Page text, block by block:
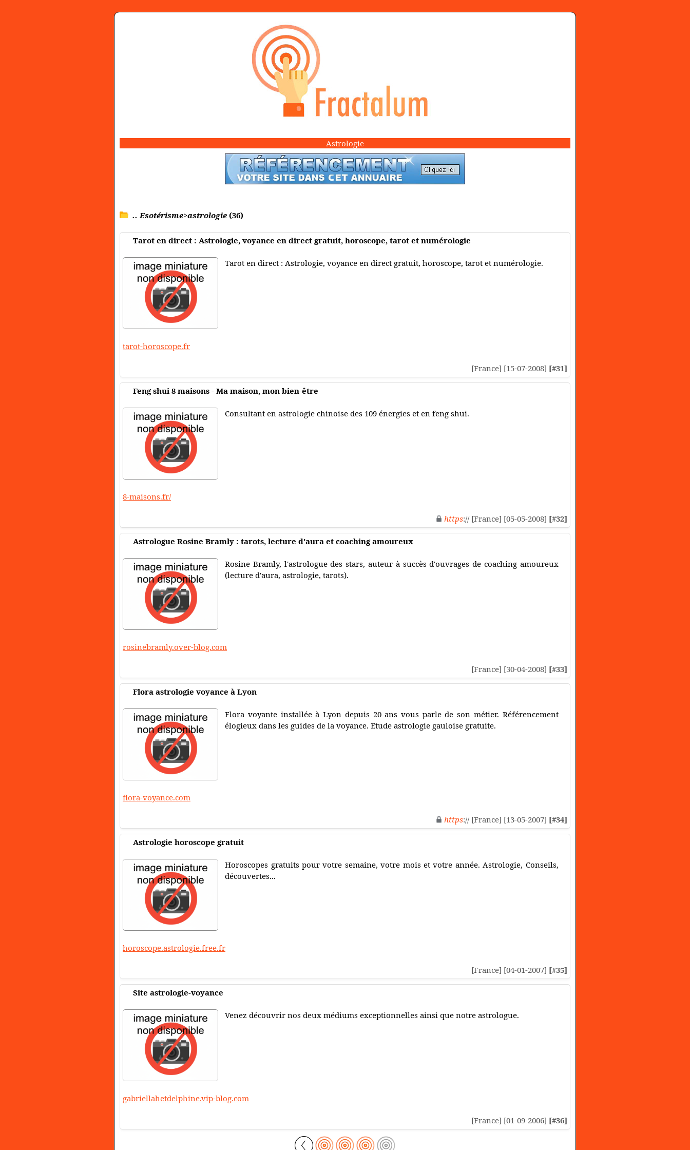
Astrologie
.. Esotérisme>astrologie (36)
Tarot en direct : Astrologie, voyance en direct gratuit, horoscope, tarot et numérologie
Tarot en direct : Astrologie, voyance en direct gratuit, horoscope, tarot et numérologie.
tarot-horoscope.fr
[France] [15-07-2008] [#31]
Feng shui 8 maisons - Ma maison, mon bien-être
Consultant en astrologie chinoise des 109 énergies et en feng shui.
8-maisons.fr/
https:// [France] [05-05-2008] [#32]
Astrologue Rosine Bramly : tarots, lecture d'aura et coaching amoureux
Rosine Bramly, l'astrologue des stars, auteur à succès d'ouvrages de coaching amoureux
(lecture d'aura, astrologie, tarots).
rosinebramly.over-blog.com
[France] [30-04-2008] [#33]
Flora astrologie voyance à Lyon
Flora voyante installée à Lyon depuis 20 ans vous parle de son métier. Référencement
élogieux dans les guides de la voyance. Etude astrologie gauloise gratuite.
flora-voyance.com
https:// [France] [13-05-2007] [#34]
Astrologie horoscope gratuit
Horoscopes gratuits pour votre semaine, votre mois et votre année. Astrologie, Conseils,
découvertes...
horoscope.astrologie.free.fr
[France] [04-01-2007] [#35]
Site astrologie-voyance
Venez découvrir nos deux médiums exceptionnelles ainsi que notre astrologue.
gabriellahetdelphine.vip-blog.com
[France] [01-09-2006] [#36]